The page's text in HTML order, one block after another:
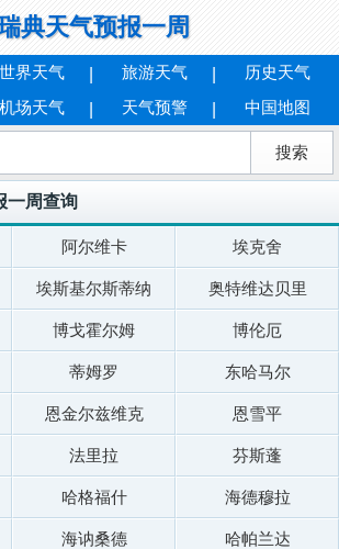
典天气预报一周
世界天气 旅游天气
历史天气
机场天气 天气预警 中国地图
一周查询
阿尔维卡 埃克舍
埃斯基尔斯蒂纳 奥特维达贝里
博戈霍尔姆 博伦厄
蒂姆罗 东哈马尔
恩金尔兹维克 恩雪平
法里拉 芬斯蓬
哈格福什 海德穆拉
海讷桑德 哈帕兰达